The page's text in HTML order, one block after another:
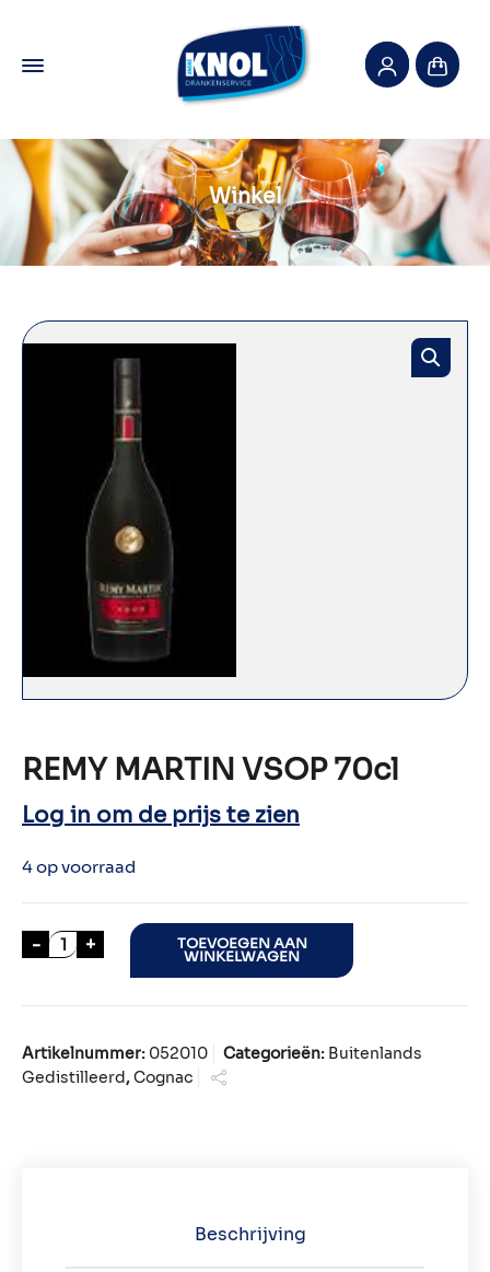
Winkel
REMY MARTIN VSOP 70cl
Log in om de prijs te zien
4 op voorraad
- REMY MARTIN VSOP 70cl aantal
+ TOEVOEGEN AAN
WINKELWAGEN
Artikelnummer: 052010 Categorieën: Buitenlands
Gedistilleerd,Cognac
Beschrijving